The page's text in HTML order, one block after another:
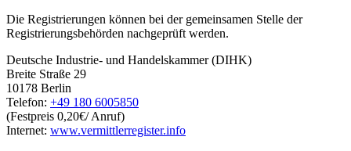
Die Registrierungen können bei der gemeinsamen Stelle der
Registrierungsbehörden nachgeprüft werden.
Deutsche Industrie- und Handelskammer (DIHK)
Breite Straße 29
10178 Berlin
Telefon: +49 180 6005850
(Festpreis 0,20€/ Anruf)
Internet: www.vermittlerregister.info